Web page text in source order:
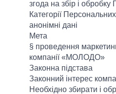
згода на збір і
Категорії
анонімні дані
Мета
§ проведення
компанії «МОЛОДО»
Законна підстава
Законний інтерес
Необхідно збирати і